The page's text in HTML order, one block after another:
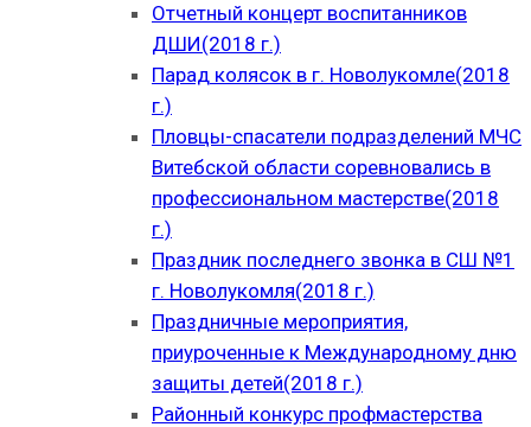
Отчетный концерт воспитанников
ДШИ(2018 г.)
Парад колясок в г. Новолукомле(2018
г.)
Пловцы-спасатели подразделений МЧС
Витебской области соревновались в
профессиональном мастерстве(2018
г.)
Праздник последнего звонка в СШ №1
г. Новолукомля(2018 г.)
Праздничные мероприятия,
приуроченные к Международному дню
защиты детей(2018 г.)
Районный конкурс профмастерства